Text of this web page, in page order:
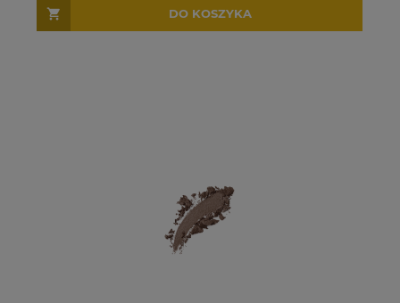
DO KOSZYKA